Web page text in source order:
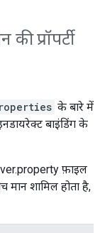
प्रॉपर्टी
के बारे में
बाइंडिंग के
फ़ाइल
मान शामिल होता है,